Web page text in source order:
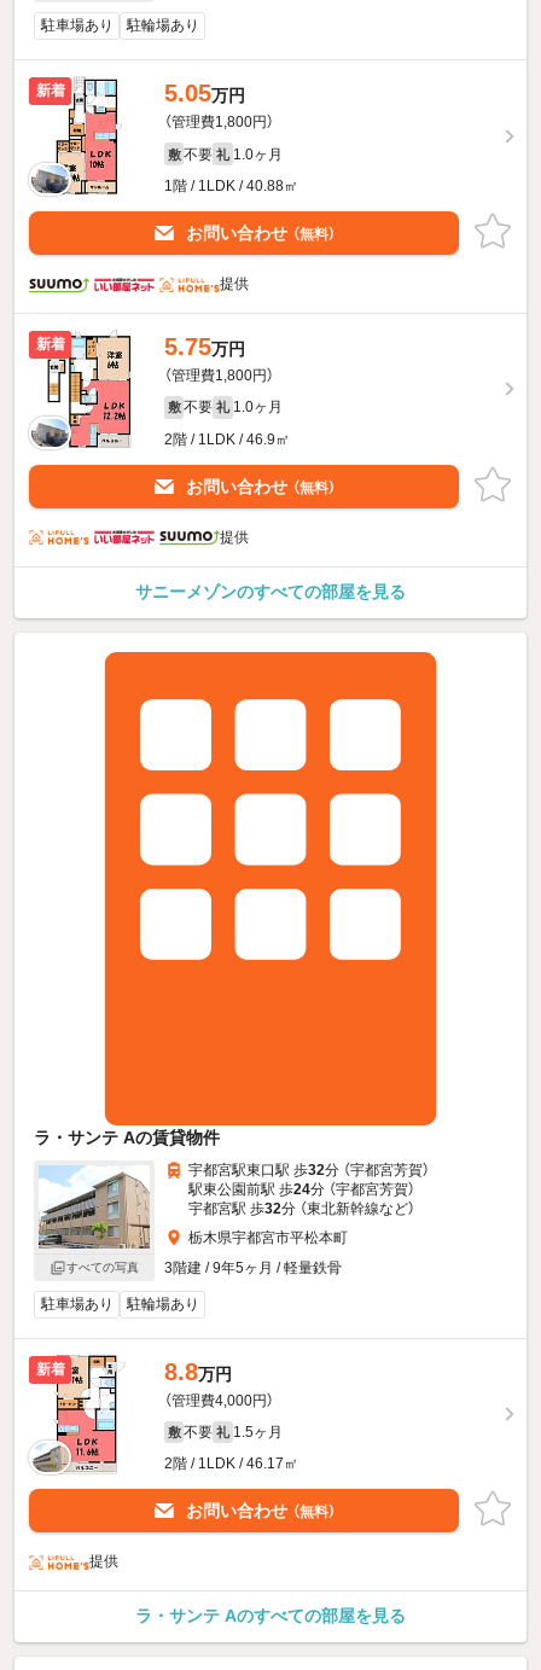
駐車場あり 駐輪場あり
新着 5.05万円
（管理費1,800円）
敷 不要 礼 1.0ヶ月
1階 / 1LDK / 40.88㎡
お問い合わせ （無料）
提供
新着 5.75万円
（管理費1,800円）
敷 不要 礼 1.0ヶ月
2階 / 1LDK / 46.9㎡
お問い合わせ （無料）
提供
サニーメゾンのすべての部屋を見る
ラ・サンテ Aの賃貸物件
すべての写真
宇都宮駅東口駅 歩32分 （宇都宮芳賀）
駅東公園前駅 歩24分 （宇都宮芳賀）
宇都宮駅 歩32分 （東北新幹線など）
栃木県宇都宮市平松本町
3階建 / 9年5ヶ月 / 軽量鉄骨
駐車場あり 駐輪場あり
新着 8.8万円
（管理費4,000円）
敷 不要 礼 1.5ヶ月
2階 / 1LDK / 46.17㎡
お問い合わせ （無料）
提供
ラ・サンテ Aのすべての部屋を見る